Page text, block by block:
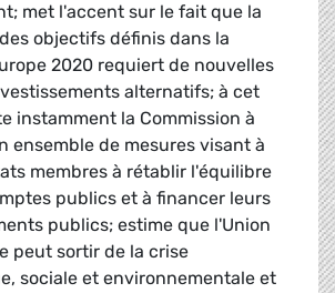
met l'accent sur le fait que la
objectifs définis dans la
2020 requiert de nouvelles
alternatifs; à cet
instamment la Commission à
ensemble de mesures visant à
membres à rétablir l'équilibre
publics et à financer leurs
publics; estime que l'Union
peut sortir de la crise
sociale et environnementale et